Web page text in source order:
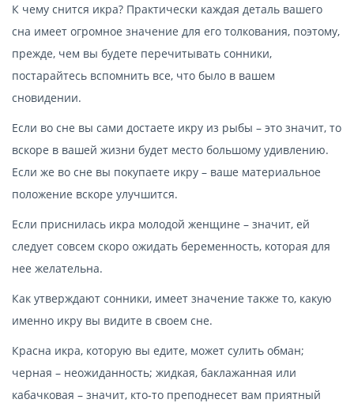
К чему снится икра? Практически каждая деталь вашего
сна имеет огромное значение для его толкования, поэтому,
прежде, чем вы будете перечитывать сонники,
постарайтесь вспомнить все, что было в вашем
сновидении.
Если во сне вы сами достаете икру из рыбы – это значит, то
вскоре в вашей жизни будет место большому удивлению.
Если же во сне вы покупаете икру – ваше материальное
положение вскоре улучшится.
Если приснилась икра молодой женщине – значит, ей
следует совсем скоро ожидать беременность, которая для
нее желательна.
Как утверждают сонники, имеет значение также то, какую
именно икру вы видите в своем сне.
Красна икра, которую вы едите, может сулить обман;
черная – неожиданность; жидкая, баклажанная или
кабачковая – значит, кто-то преподнесет вам приятный